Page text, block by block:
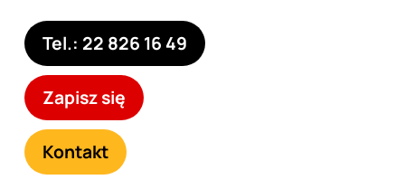
Tel.: 22 826 16 49
Zapisz się
Kontakt